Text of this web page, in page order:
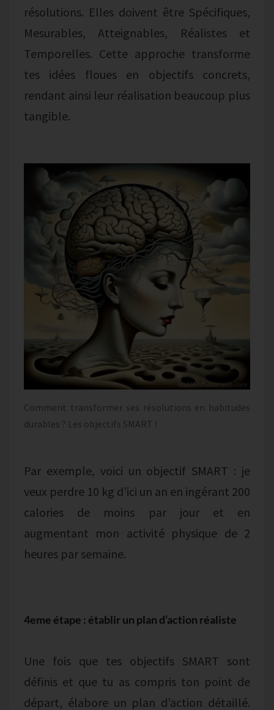
résolutions. Elles doivent être Spécifiques,
Mesurables, Atteignables, Réalistes et
Temporelles. Cette approche transforme
tes idées floues en objectifs concrets,
rendant ainsi leur réalisation beaucoup plus
tangible.
Comment transformer ses résolutions en habitudes
durables ? Les objectifs SMART !
Par exemple, voici un objectif SMART : je
veux perdre 10 kg d’ici un an en ingérant 200
calories de moins par jour et en
augmentant mon activité physique de 2
heures par semaine.
4eme étape : établir un plan d’action réaliste
Une fois que tes objectifs SMART sont
définis et que tu as compris ton point de
départ, élabore un plan d’action détaillé.